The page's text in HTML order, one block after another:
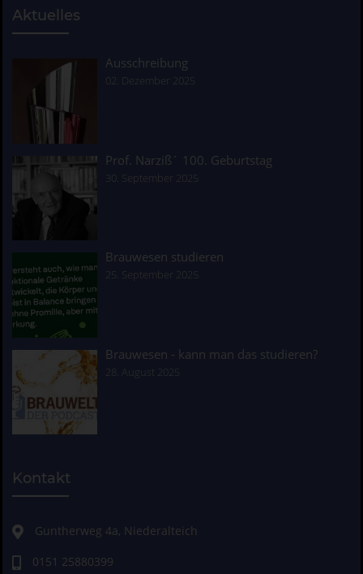
Aktuelles
Ausschreibung
02. Dezember 2025
Prof. Narziß´ 100. Geburtstag
30. September 2025
Brauwesen studieren
25. September 2025
Brauwesen - kann man das studieren?
28. August 2025
Kontakt
Guntherweg 4a, Niederalteich
0151 25880399